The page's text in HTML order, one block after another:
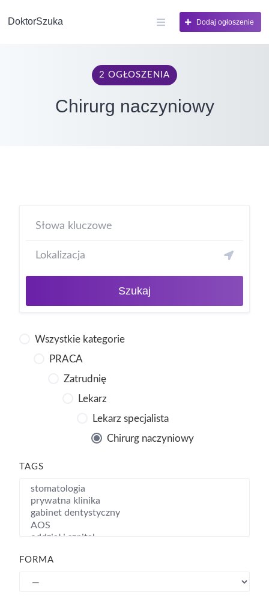
DoktorSzuka Dodaj ogłoszenie
2 OGŁOSZENIA
Chirurg naczyniowy
Szukaj
Wszystkie kategorie
PRACA
Zatrudnię
Lekarz
Lekarz specjalista
Chirurg naczyniowy
TAGS
FORMA